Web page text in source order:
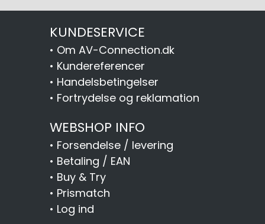
KUNDESERVICE
• Om AV-Connection.dk
• Kundereferencer
• Handelsbetingelser
• Fortrydelse og reklamation
WEBSHOP INFO
• Forsendelse / levering
• Betaling / EAN
• Buy & Try
• Prismatch
• Log ind